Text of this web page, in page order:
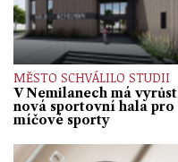
MĚSTO SCHVÁLILO STUDII
V Nemilanech má vyrůst
nová sportovní hala pro
míčové sporty